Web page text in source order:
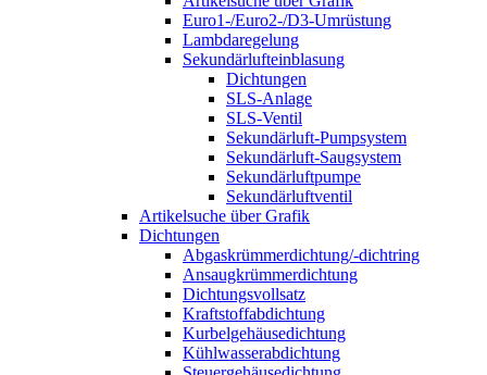
Euro1-/Euro2-/D3-Umrüstung
Lambdaregelung
Sekundärlufteinblasung
Dichtungen
SLS-Anlage
SLS-Ventil
Sekundärluft-Pumpsystem
Sekundärluft-Saugsystem
Sekundärluftpumpe
Sekundärluftventil
Artikelsuche über Grafik
Dichtungen
Abgaskrümmerdichtung/-dichtring
Ansaugkrümmerdichtung
Dichtungsvollsatz
Kraftstoffabdichtung
Kurbelgehäusedichtung
Kühlwasserabdichtung